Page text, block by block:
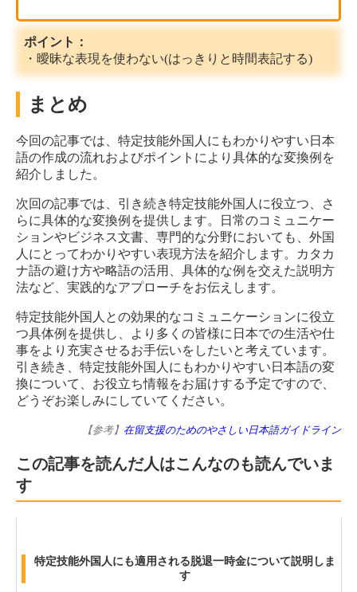
ポイント：
・曖昧な表現を使わない(はっきりと時間表記する)
まとめ
今回の記事では、特定技能外国人にもわかりやすい日本
語の作成の流れおよびポイントにより具体的な変換例を
紹介しました。
次回の記事では、引き続き特定技能外国人に役立つ、さ
らに具体的な変換例を提供します。日常のコミュニケー
ションやビジネス文書、専門的な分野においても、外国
人にとってわかりやすい表現方法を紹介します。カタカ
ナ語の避け方や略語の活用、具体的な例を交えた説明方
法など、実践的なアプローチをお伝えします。
特定技能外国人との効果的なコミュニケーションに役立
つ具体例を提供し、より多くの皆様に日本での生活や仕
事をより充実させるお手伝いをしたいと考えています。
引き続き、特定技能外国人にもわかりやすい日本語の変
換について、お役立ち情報をお届けする予定ですので、
どうぞお楽しみにしていてください。
【参考】 在留支援のためのやさしい日本語ガイドライン
この記事を読んだ人はこんなのも読んでいま
す
特定技能外国人にも適用される脱退一時金について説明しま
す